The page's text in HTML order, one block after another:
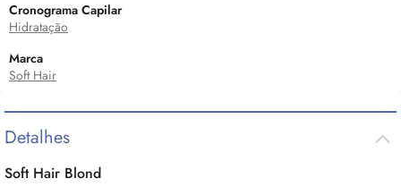
Cronograma Capilar
Hidratação
Marca
Soft Hair
Detalhes
Soft Hair Blond